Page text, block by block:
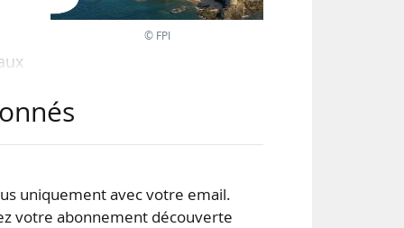
© FPI
uniquement avec votre email.
votre abonnement découverte